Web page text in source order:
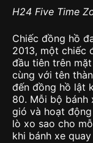
H24 Five Time
Chiếc đồng hồ
2013, một chiếc
đầu tiên trên
cùng với tên
đến đồng hồ lật
80. Mỗi bộ bánh
gió và hoạt
lò xo sao cho
khi bánh xe